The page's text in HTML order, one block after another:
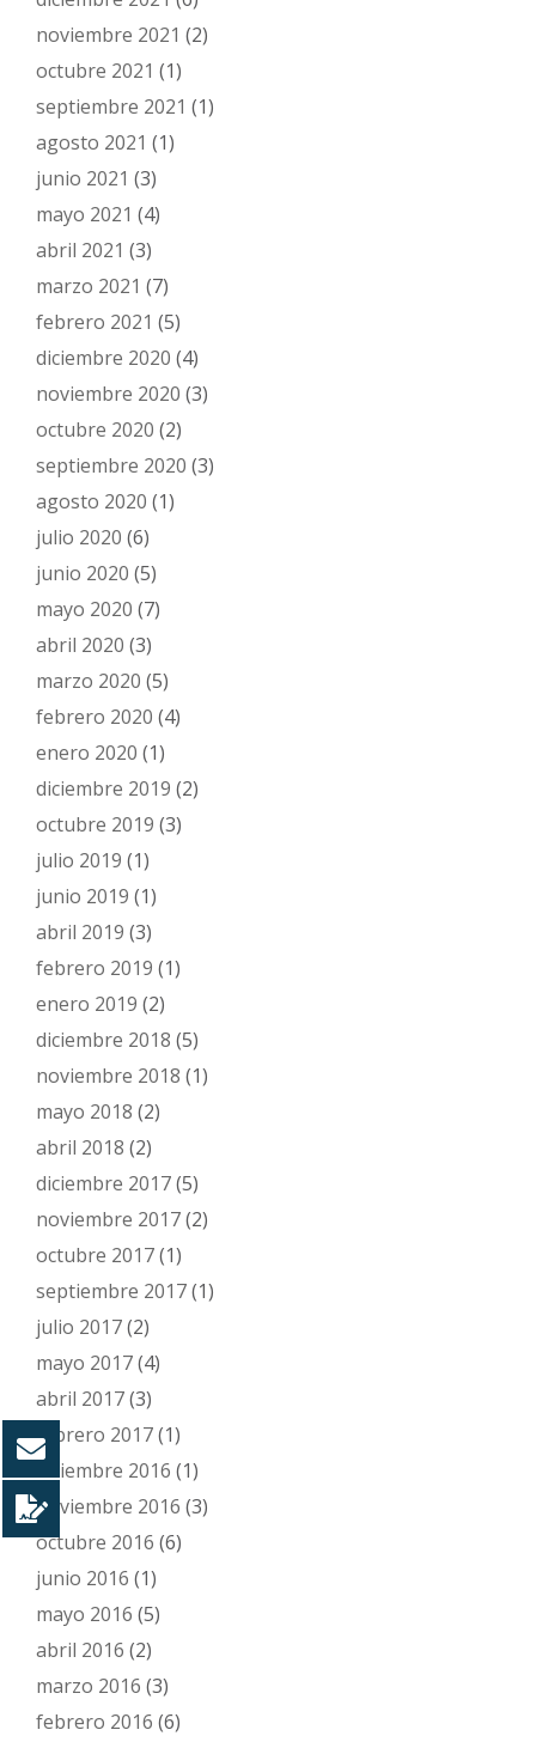
noviembre 2021 (2)
octubre 2021 (1)
septiembre 2021 (1)
agosto 2021 (1)
junio 2021 (3)
mayo 2021 (4)
abril 2021 (3)
marzo 2021 (7)
febrero 2021 (5)
diciembre 2020 (4)
noviembre 2020 (3)
octubre 2020 (2)
septiembre 2020 (3)
agosto 2020 (1)
julio 2020 (6)
junio 2020 (5)
mayo 2020 (7)
abril 2020 (3)
marzo 2020 (5)
febrero 2020 (4)
enero 2020 (1)
diciembre 2019 (2)
octubre 2019 (3)
julio 2019 (1)
junio 2019 (1)
abril 2019 (3)
febrero 2019 (1)
enero 2019 (2)
diciembre 2018 (5)
noviembre 2018 (1)
mayo 2018 (2)
abril 2018 (2)
diciembre 2017(5)
noviembre 2017(2)
octubre 2017(1)
septiembre 2017(1)
julio 2017(2)
mayo 2017(4)
abril 2017(3)
febrero 2017(1)
diciembre 2016 (1)
noviembre 2016 (3)
octubre 2016 (6)
junio 2016 (1)
mayo 2016 (5)
abril 2016 (2)
marzo 2016 (3)
febrero 2016 (6)